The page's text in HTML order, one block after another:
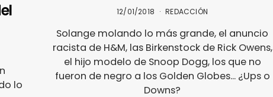
lo
12/01/2018 REDACCIÓN
Solange molando lo más grande, el anuncio
racista de H&M, las Birkenstock de Rick Owens,
el hijo modelo de Snoop Dogg, los que no
fueron de negro a los Golden Globes... ¿Ups o
Downs?